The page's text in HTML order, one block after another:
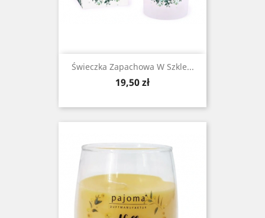
Świeczka Zapachowa W Szkle...
Cena
19,50 zł